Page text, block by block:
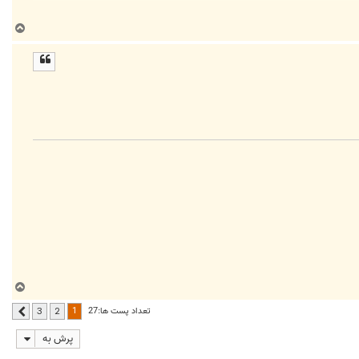
ا
ا
ل
تعداد پست ها:27 1
2
3 بعدی
پرش به